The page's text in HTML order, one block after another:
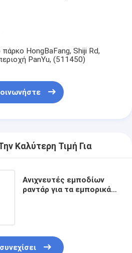
πάρκο HongBaFang, Shiji Rd,
PanYu, (511450)
Καλύτερη Τιμή Για
Ανιχνευτές εμποδίων
ραντάρ για τα εμπορικά